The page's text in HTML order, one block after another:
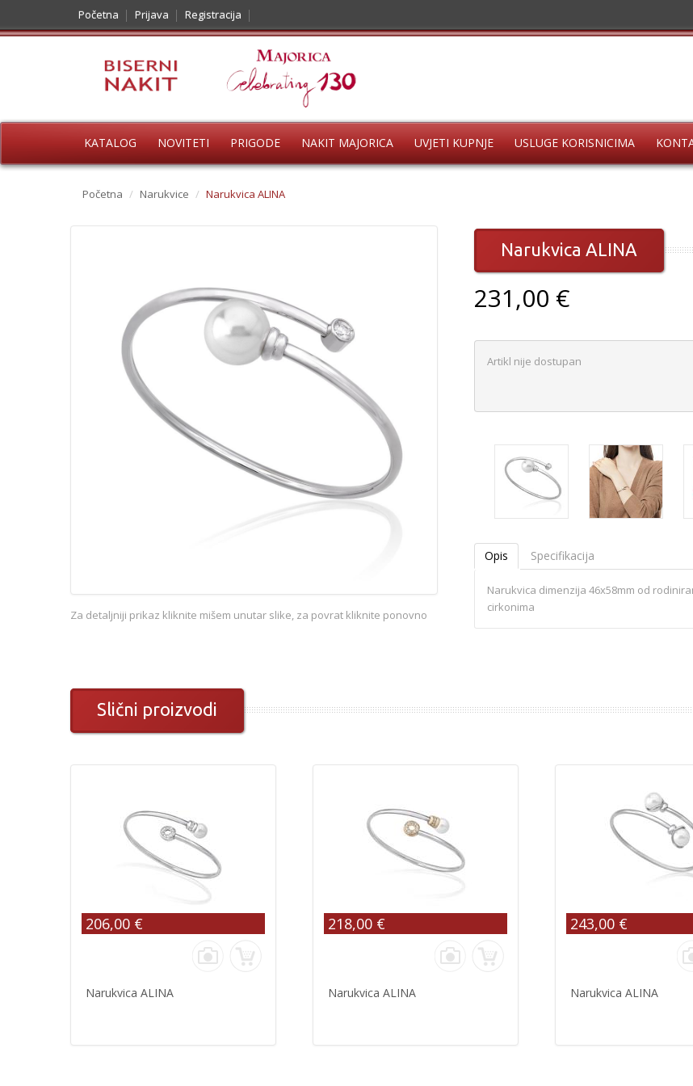
Početna Prijava Registracija
KATALOG NOVITETI PRIGODE NAKIT MAJORICA UVJETI KUPNJE USLUGE KORISNICIMA
Početna / Narukvice / Narukvica ALINA
Za detaljniji prikaz kliknite mišem unutar slike, za povrat kliknite ponovno
Narukvica ALINA
231,00 €
Artikl nije dostupan
Opis Specifikacija
Narukvica dimenzija 46x58mm od
cirkonima
Slični proizvodi
206,00 €
Narukvica ALINA
218,00 €
Narukvica ALINA
243,00 €
Narukvica ALINA